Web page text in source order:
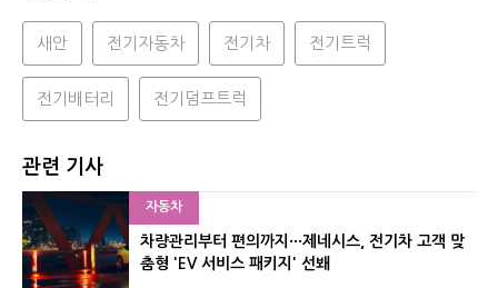
새안 전기자동차 전기차 전기트럭
전기배터리 전기덤프트럭
관련 기사
자동차
차량관리부터 편의까지···제네시스, 전기차 고객 맞
춤형 'EV 서비스 패키지' 선봬